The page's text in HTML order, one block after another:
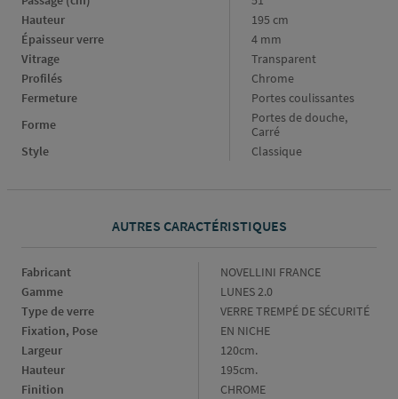
Hauteur
195 cm
Épaisseur verre
4 mm
Vitrage
Transparent
Profilés
Chrome
Fermeture
Portes coulissantes
Forme
Portes de douche,
Carré
Style
Classique
AUTRES CARACTÉRISTIQUES
Fabricant Fabricant
NOVELLINI FRANCE
Gamme
Gamme
LUNES 2.0
Type de verre
Type
de
verre
VERRE TREMPÉ DE SÉCURITÉ
Fixation, Pose
Fixation,
Pose
EN NICHE
Largeur
Largeur
120cm.
Hauteur
Hauteur
195cm.
Finition
Finition
CHROME